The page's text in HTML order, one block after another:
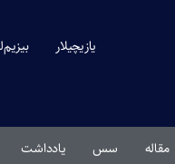
یازیچیلار
مقاله‌ سس یادداشت